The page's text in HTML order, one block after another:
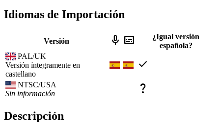
Idiomas de Importación
Versión mic subtitles
¿Igual versión
española?
PAL/UK
Versión íntegramente en
castellano
check
NTSC/USA
Sin información
question_mark
Descripción